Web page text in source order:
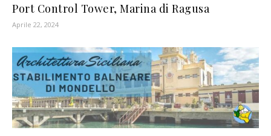
Port Control Tower, Marina di Ragusa
Aprile 22, 2024